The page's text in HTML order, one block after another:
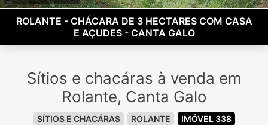
ROLANTE - CHÁCARA DE 3 HECTARES COM CASA
E AÇUDES - CANTA GALO
Sítios e chacáras à venda em
Rolante, Canta Galo
SÍTIOS E CHACÁRAS ROLANTE IMÓVEL 338